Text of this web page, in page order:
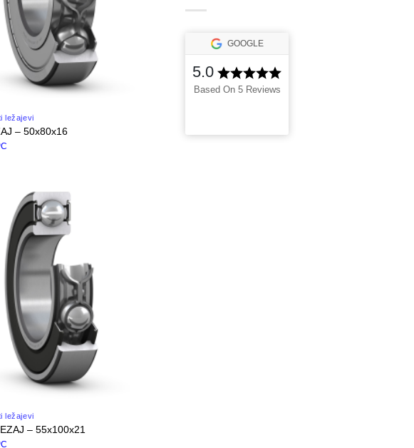
ležajevi
– 50x80x16
ležajevi
– 55x100x21
GOOGLE
5.0
Based On 5 Reviews